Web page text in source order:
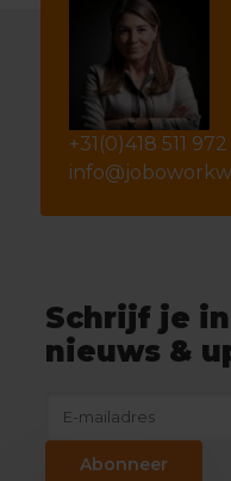
+31(0)418 511 972
Schrijf je
nieuws &
Abonneer